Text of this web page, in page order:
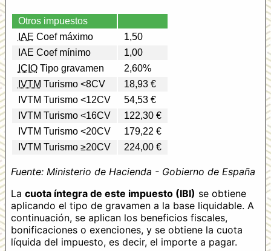
Otros impuestos
IAE Coef máximo
1,50
IAE Coef mínimo
1,00
ICIOTipo gravamen
2,60%
IVTM Turismo <8CV
18,93 €
IVTM Turismo <12CV
54,53 €
IVTM Turismo <16CV
122,30 €
IVTM Turismo <20CV
179,22 €
IVTM Turismo ≥20CV
224,00 €
Fuente: Ministerio de Hacienda - Gobierno de España
La cuota íntegra de este impuesto (IBI) se obtiene
aplicando el tipo de gravamen a la base liquidable. A
continuación, se aplican los beneficios fiscales,
bonificaciones o exenciones, y se obtiene la cuota
líquida del impuesto, es decir, el importe a pagar.